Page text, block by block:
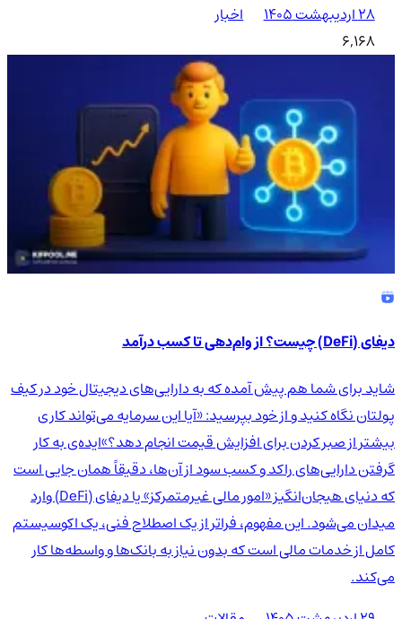
۲۸ اردیبهشت ۱۴۰۵
اخبار
6,168
دیفای (DeFi) چیست؟ از وام‌دهی تا کسب درآمد
شاید برای شما هم پیش آمده که به دارایی‌های دیجیتال خود در کیف
پولتان نگاه کنید و از خود بپرسید: «آیا این سرمایه می‌تواند کاری
بیشتر از صبر کردن برای افزایش قیمت انجام دهد؟»ایده‌ی به کار
گرفتن دارایی‌های راکد و کسب سود از آن‌ها، دقیقاً همان جایی است
که دنیای هیجان‌انگیز «امور مالی غیرمتمرکز» یا دیفای (DeFi) وارد
میدان می‌شود. این مفهوم، فراتر از یک اصطلاح فنی، یک اکوسیستم
کامل از خدمات مالی است که بدون نیاز به بانک‌ها و واسطه‌ها کار
می‌کند.